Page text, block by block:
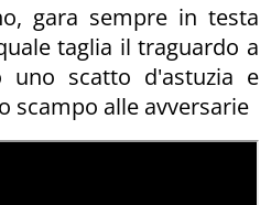
gara sempre in testa
taglia il traguardo a
uno scatto d'astuzia e
scampo alle avversarie